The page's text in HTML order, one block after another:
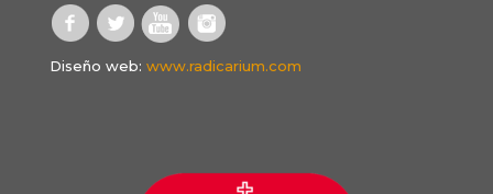
Diseño web: www.radicarium.com